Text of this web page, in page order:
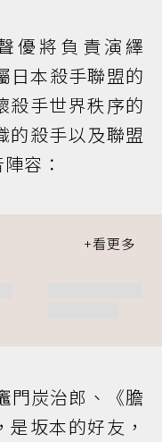
優將負責演繹
日本殺手聯盟的
殺手世界秩序的
的殺手以及聯盟
容：
門炭治郎、《膽
坂本的好友，